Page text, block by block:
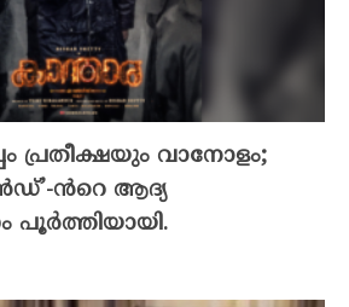
പ്രതീക്ഷയും വാനോളം;
ൻറെ ആദ്യ
പൂർത്തിയായി.